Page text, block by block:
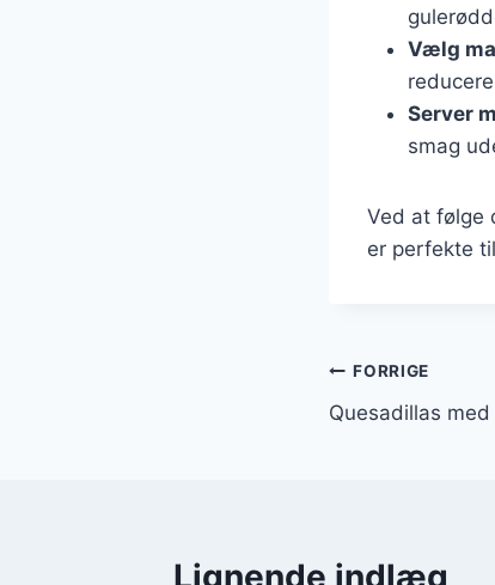
Vælg
Server
smag
Ved at følge
er perfekte
FORRIGE
Quesadillas
Lignende indlæg